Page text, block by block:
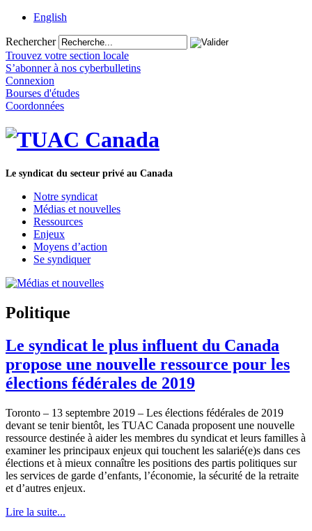
English
Rechercher
Trouvez votre section locale
S’abonner à nos cyberbulletins
Connexion
Bourses d'études
Coordonnées
Le syndicat du secteur privé au Canada
Notre syndicat
Médias et nouvelles
Ressources
Enjeux
Moyens d’action
Se syndiquer
Politique
Le syndicat le plus influent du Canada
propose une nouvelle ressource pour les
élections fédérales de 2019
Toronto – 13 septembre 2019 – Les élections fédérales de 2019
devant se tenir bientôt, les TUAC Canada proposent une nouvelle
ressource destinée à aider les membres du syndicat et leurs familles à
examiner les principaux enjeux qui touchent les salarié(e)s dans ces
élections et à mieux connaître les positions des partis politiques sur
les services de garde d’enfants, l’économie, la sécurité de la retraite
et d’autres enjeux.
Lire la suite...